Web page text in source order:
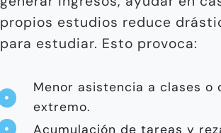
propios estudios reduce
para estudiar. Esto provoca:
Menor asistencia a clases o
extremo.
Acumulación de tareas y